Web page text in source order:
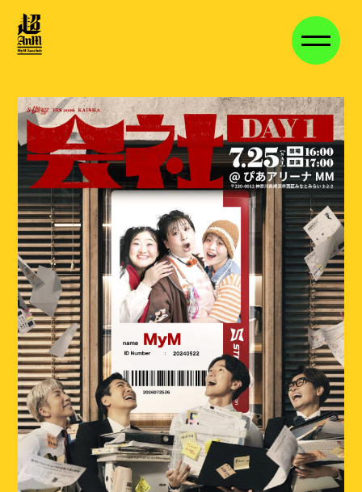
VIDEO DISCOGRAPHY
VOICE BLOG MEMBER BLOG
STAFF BLOG MOVIE
STREAM 長期継続特典
会員登録 ログイン